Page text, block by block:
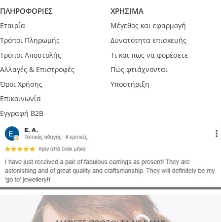
ΠΛΗΡΟΦΟΡΙΕΣ
Εταιρία
Τρόποι Πληρωμής
Τρόποι Αποστολής
Αλλαγές & Επιστροφές
Όροι Χρήσης
Επικοινωνία
Εγγραφή B2B
ΧΡΗΣΙΜΑ
Μέγεθος και εφαρμογή
Δυνατότητα επισκευής
Τι και πως να φορέσετε
Πώς φτιάχνονται
Υποστήριξη